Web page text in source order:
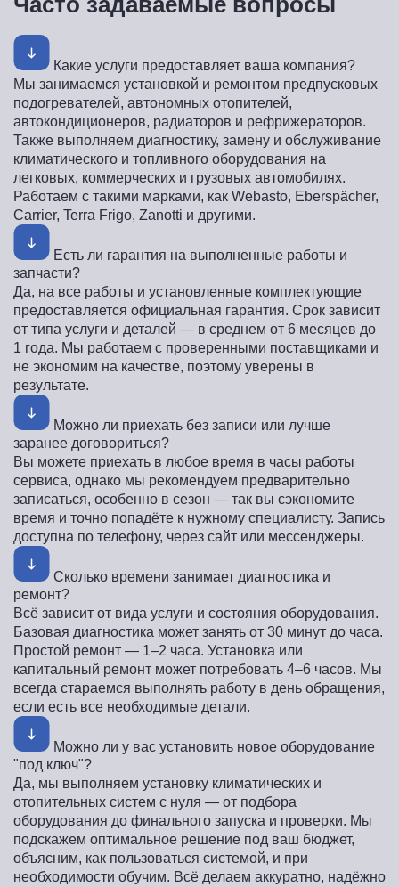
Какие услуги предоставляет ваша компания?
Мы занимаемся установкой и ремонтом предпусковых
подогревателей, автономных отопителей,
автокондиционеров, радиаторов и рефрижераторов.
Также выполняем диагностику, замену и обслуживание
климатического и топливного оборудования на
легковых, коммерческих и грузовых автомобилях.
Работаем с такими марками, как Webasto, Eberspächer,
Carrier, Terra Frigo, Zanotti и другими.
Есть ли гарантия на выполненные работы и
запчасти?
Да, на все работы и установленные комплектующие
предоставляется официальная гарантия. Срок зависит
от типа услуги и деталей — в среднем от 6 месяцев до
1 года. Мы работаем с проверенными поставщиками и
не экономим на качестве, поэтому уверены в
результате.
Можно ли приехать без записи или лучше
заранее договориться?
Вы можете приехать в любое время в часы работы
сервиса, однако мы рекомендуем предварительно
записаться, особенно в сезон — так вы сэкономите
время и точно попадёте к нужному специалисту. Запись
доступна по телефону, через сайт или мессенджеры.
Сколько времени занимает диагностика и
ремонт?
Всё зависит от вида услуги и состояния оборудования.
Базовая диагностика может занять от 30 минут до часа.
Простой ремонт — 1–2 часа. Установка или
капитальный ремонт может потребовать 4–6 часов. Мы
всегда стараемся выполнять работу в день обращения,
если есть все необходимые детали.
Можно ли у вас установить новое оборудование
"под ключ"?
Да, мы выполняем установку климатических и
отопительных систем с нуля — от подбора
оборудования до финального запуска и проверки. Мы
подскажем оптимальное решение под ваш бюджет,
объясним, как пользоваться системой, и при
необходимости обучим. Всё делаем аккуратно, надёжно